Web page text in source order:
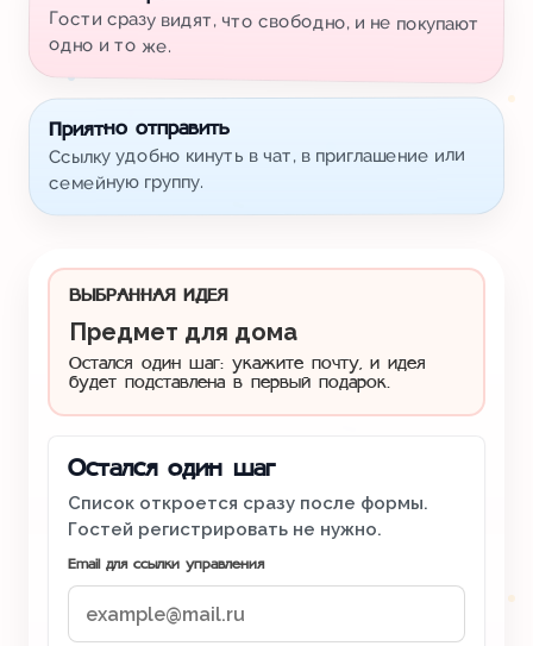
Гости сразу видят, что свободно, и не покупают
одно и то же.
Приятно отправить
Ссылку удобно кинуть в чат, в приглашение или
семейную группу.
ВЫБРАННАЯ ИДЕЯ
Предмет для дома
Остался один шаг: укажите почту, и идея
будет подставлена в первый подарок.
Остался один шаг
Список откроется сразу после формы.
Гостей регистрировать не нужно.
Email для ссылки управления